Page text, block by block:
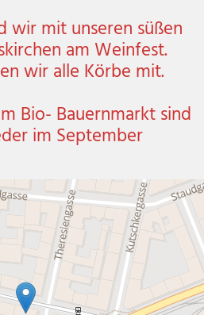
wir mit unseren süßen
am Weinfest.
wir alle Körbe mit.
Bio- Bauernmarkt sind
im September